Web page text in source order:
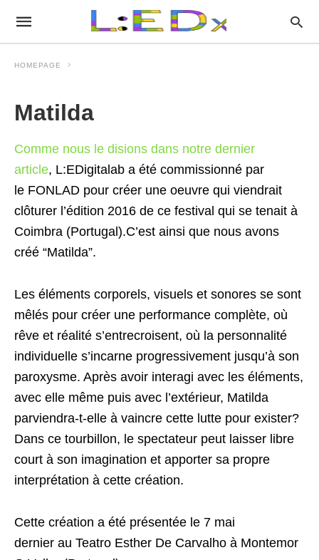
HOMEPAGE
Matilda
Comme nous le disions dans notre dernier
article, L:EDigitalab a été commissionné par
le FONLAD pour créer une oeuvre qui viendrait
clôturer l’édition 2016 de ce festival qui se tenait à
Coimbra (Portugal).C’est ainsi que nous avons
créé “Matilda”.
Les éléments corporels, visuels et sonores se sont
mêlés pour créer une performance complète, où
rêve et réalité s’entrecroisent, où la personnalité
individuelle s’incarne progressivement jusqu’à son
paroxysme. Après avoir interagi avec les éléments,
avec elle même puis avec l’extérieur, Matilda
parviendra-t-elle à vaincre cette lutte pour exister?
Dans ce tourbillon, le spectateur peut laisser libre
court à son imagination et apporter sa propre
interprétation à cette création.
Cette création a été présentée le 7 mai
dernier au Teatro Esther De Carvalho à Montemor